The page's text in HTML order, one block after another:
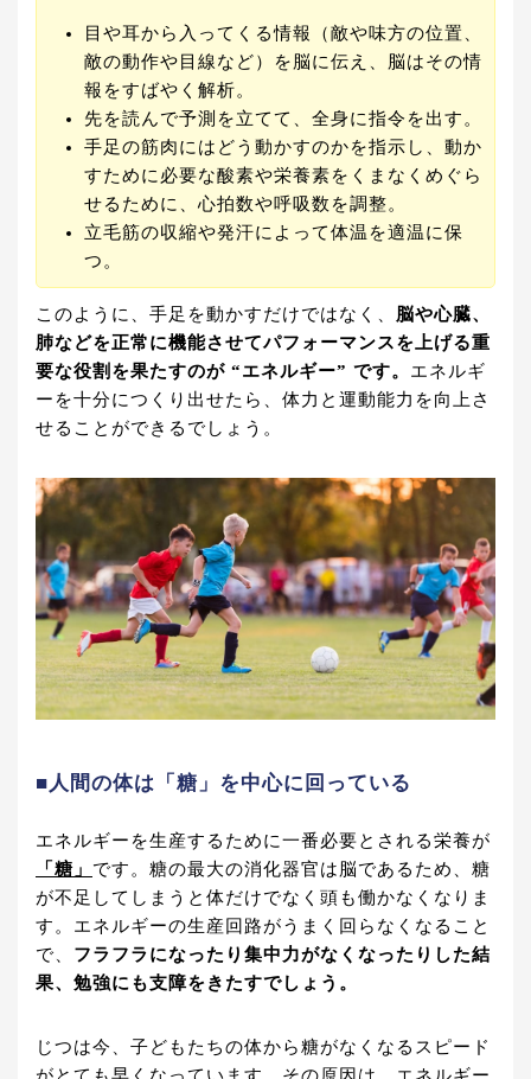
目や耳から入ってくる情報（敵や味方の位置、
敵の動作や目線など）を脳に伝え、脳はその情
報をすばやく解析。
先を読んで予測を立てて、全身に指令を出す。
手足の筋肉にはどう動かすのかを指示し、動か
すために必要な酸素や栄養素をくまなくめぐら
せるために、心拍数や呼吸数を調整。
立毛筋の収縮や発汗によって体温を適温に保
つ。
このように、手足を動かすだけではなく、 脳や心臓、
肺などを正常に機能させてパフォーマンスを上げる重
要な役割を果たすのが “エネルギー” です。 エネルギ
ーを十分につくり出せたら、体力と運動能力を向上さ
せることができるでしょう。
■人間の体は「糖」を中心に回っている
エネルギーを生産するために一番必要とされる栄養が
「糖」 です。糖の最大の消化器官は脳であるため、糖
が不足してしまうと体だけでなく頭も働かなくなりま
す。エネルギーの生産回路がうまく回らなくなること
で、 フラフラになったり集中力がなくなったりした結
果、勉強にも支障をきたすでしょう。
じつは今、子どもたちの体から糖がなくなるスピード
がとても早くなっています。その原因は、エネルギー